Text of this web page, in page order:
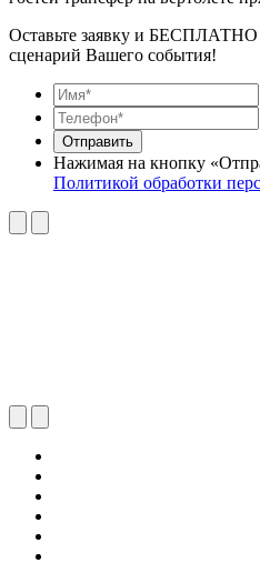
Оставьте заявку и БЕСПЛАТНО
сценарий Вашего события!
Отправить
Нажимая на кнопку
Политикой обработки